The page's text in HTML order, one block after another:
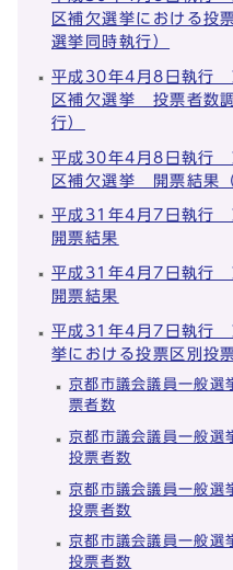
区補欠選挙における投
選挙同時執行）
平成30年4月8日執行
区補欠選挙 投票者数
行）
平成30年4月8日執行
区補欠選挙 開票結果
平成31年4月7日執行
開票結果
平成31年4月7日執行
開票結果
平成31年4月7日執行
挙における投票区別投
京都市議会議員一般選
票者数
京都市議会議員一般選
投票者数
京都市議会議員一般選
投票者数
京都市議会議員一般選
投票者数